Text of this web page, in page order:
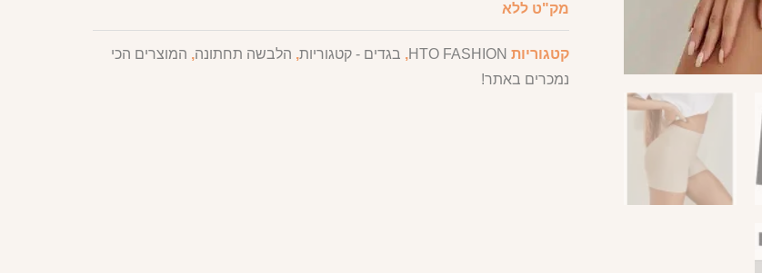
מק"ט ללא
קטגוריות HTO FASHION
, בגדים - קטגוריות, הלבשה תחתונה, המוצרים הכי
נמכרים באתר!